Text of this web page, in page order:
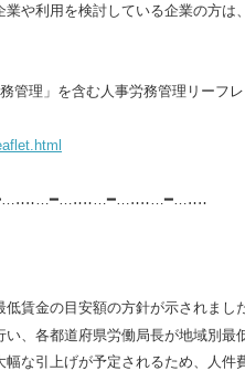
や利用を検討している企業の方は
管理」を含む人事労務管理リーフ
賃金の目安額の方針が示されまし
、各都道府県労働局長が地域別最
な引上げが予定されるため、人件